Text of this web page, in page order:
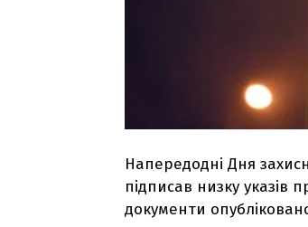
Напередодні Дня
підписав низку указів
документи